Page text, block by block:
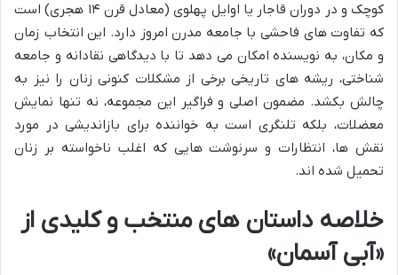
کوچک و در دوران قاجار یا اوایل پهلوی (معادل قرن ۱۴ هجری) است
که تفاوت های فاحشی با جامعه مدرن امروز دارد. این انتخاب زمان
و مکان، به نویسنده امکان می دهد تا با دیدگاهی نقادانه و جامعه
شناختی، ریشه های تاریخی برخی از مشکلات کنونی زنان را نیز به
چالش بکشد. مضمون اصلی و فراگیر این مجموعه، نه تنها نمایش
معضلات، بلکه تلنگری است به خواننده برای بازاندیشی در مورد
نقش ها، انتظارات و سرنوشت هایی که اغلب ناخواسته بر زنان
تحمیل شده اند.
خلاصه داستان های منتخب و کلیدی از
«آبی آسمان»